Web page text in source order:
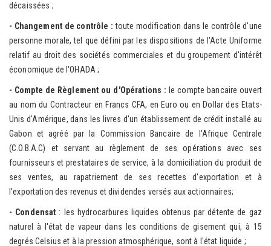
décaissées ;
- Changement de contrôle :toute modification dans le contrôle d'une
personne morale, tel que défini par les dispositions de l'Acte Uniforme
relatif au droit des sociétés commerciales et du groupement d'intérêt
économique de l'OHADA ;
- Compte de Règlement ou d'Opérations : le compte bancaire ouvert
au nom du Contracteur en Francs CFA, en Euro ou en Dollar des Etats-
Unis d'Amérique, dans les livres d'un établissement de crédit installé au
Gabon et agréé par la Commission Bancaire de l'Afrique Centrale
(C.O.B.A.C) et servant au règlement de ses opérations avec ses
fournisseurs et prestataires de service, à la domiciliation du produit de
ses ventes, au rapatriement de ses recettes d'exportation et à
l'exportation des revenus et dividendes versés aux actionnaires;
- Condensat : les hydrocarbures liquides obtenus par détente de gaz
naturel à l'état de vapeur dans les conditions de gisement qui, à 15
degrés Celsius et à la pression atmosphérique, sont à l'état liquide ;